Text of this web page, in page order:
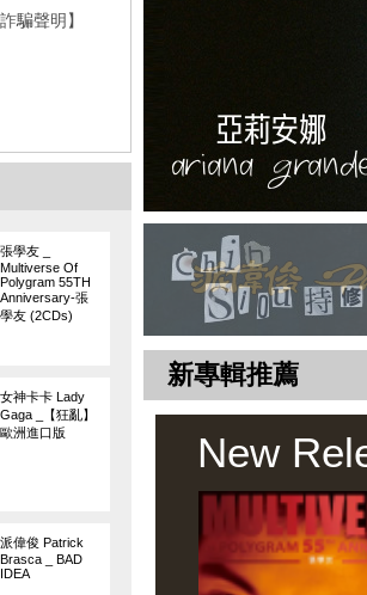
騙聲明】
張學友 _
Multiverse Of
Polygram 55TH
Anniversary-張
學友 (2CDs)
女神卡卡 Lady
Gaga _【狂亂】
歐洲進口版
派偉俊 Patrick
Brasca _ BAD
IDEA
新專輯推薦
New